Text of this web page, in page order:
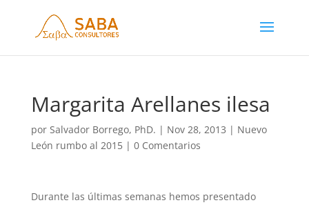
Margarita Arellanes ilesa
por Salvador Borrego, PhD. | Nov 28, 2013 | Nuevo
León rumbo al 2015| 0 Comentarios
Durante las últimas semanas hemos presentado